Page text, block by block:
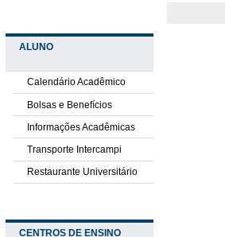
ALUNO
Calendário Acadêmico
Bolsas e Benefícios
Informações Acadêmicas
Transporte Intercampi
Restaurante Universitário
CENTROS DE ENSINO